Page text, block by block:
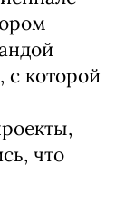
с которой
что